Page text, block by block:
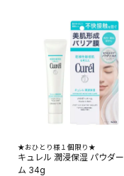
★おひとり様１個限り★
キュレル 潤浸保湿 パウダ
ム 34g